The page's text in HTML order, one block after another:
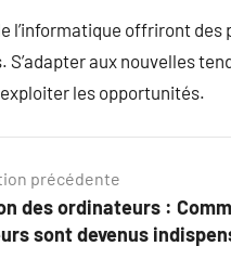
l’informatique offriront
S’adapter aux nouvelles
les opportunités.
précédente
des ordinateurs :
sont devenus